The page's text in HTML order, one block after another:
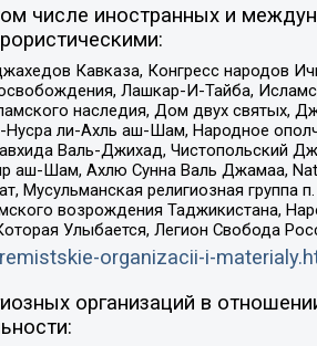
числе иностранных и
Кавказа, Конгресс народов
Лашкар-И-Тайба,
наследия, Дом двух святых,
ли-Ахль аш-Шам, Народное
Валь-Джихад, Чистопольский
аш-Шам, Ахлю Сунна Валь Джамаа,
Мусульманская религиозная группа
возрождения Таджикистана,
Улыбается, Легион Свобода
organizacii-i-
организаций в